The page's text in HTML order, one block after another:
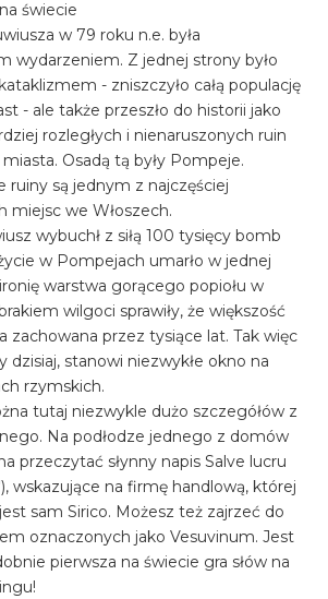
świecie
w 79 roku n.e. była
wydarzeniem. Z jednej strony było
- zniszczyło całą populację
- ale także przeszło do historii jako
rozległych i nienaruszonych ruin
Osadą tą były Pompeje.
ruiny są jednym z najczęściej
miejsc we Włoszech.
wybuchł z siłą 100 tysięcy bomb
w Pompejach umarło w jednej
warstwa gorącego popiołu w
wilgoci sprawiły, że większość
zachowana przez tysiące lat. Tak więc
dzisiaj, stanowi niezwykłe okno na
rzymskich.
tutaj niezwykle dużo szczegółów z
Na podłodze jednego z domów
przeczytać słynny napis Salve lucru
wskazujące na firmę handlową, której
sam Sirico. Możesz też zajrzeć do
oznaczonych jako Vesuvinum. Jest
pierwsza na świecie gra słów na